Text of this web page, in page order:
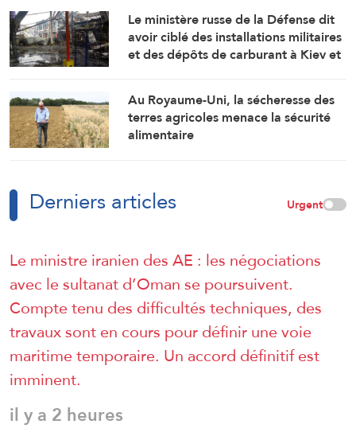
Le ministère russe de la Défense dit
avoir ciblé des installations militaires
et des dépôts de carburant à Kiev et
Au Royaume-Uni, la sécheresse des
terres agricoles menace la sécurité
alimentaire
Derniers articles Urgent
Le ministre iranien des AE : les négociations
avec le sultanat d’Oman se poursuivent.
Compte tenu des difficultés techniques, des
travaux sont en cours pour définir une voie
maritime temporaire. Un accord définitif est
imminent.
il y a 2 heures